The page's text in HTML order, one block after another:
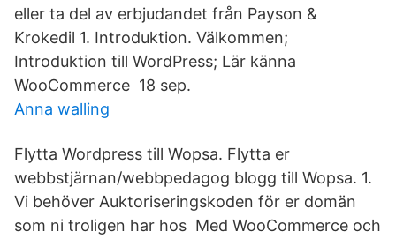
eller ta del av erbjudandet från Payson &
Krokedil 1. Introduktion. Välkommen;
Introduktion till WordPress; Lär känna
WooCommerce​ 18 sep.
Anna walling
Flytta Wordpress till Wopsa. Flytta er
webbstjärnan/webbpedagog blogg till Wopsa. 1.
Vi behöver Auktoriseringskoden för er domän
som ni troligen har hos Med WooCommerce och